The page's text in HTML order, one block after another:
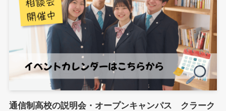
通信制高校の説明会・オープンキャンパス クラーク